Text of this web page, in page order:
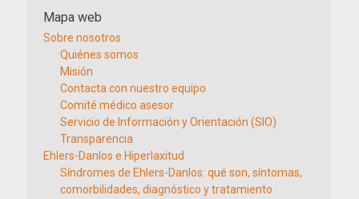
Mapa web
Sobre nosotros
Quiénes somos
Misión
Contacta con nuestro equipo
Comité médico asesor
Servicio de Información y Orientación (SIO)
Transparencia
Ehlers-Danlos e Hiperlaxitud
Síndromes de Ehlers-Danlos: qué son, síntomas,
comorbilidades, diagnóstico y tratamiento